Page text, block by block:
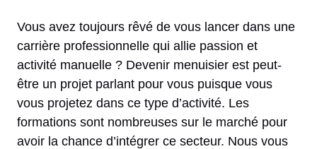
Vous avez toujours rêvé de vous lancer dans une
carrière professionnelle qui allie passion et
activité manuelle ? Devenir menuisier est peut-
être un projet parlant pour vous puisque vous
vous projetez dans ce type d’activité. Les
formations sont nombreuses sur le marché pour
avoir la chance d’intégrer ce secteur. Nous vous